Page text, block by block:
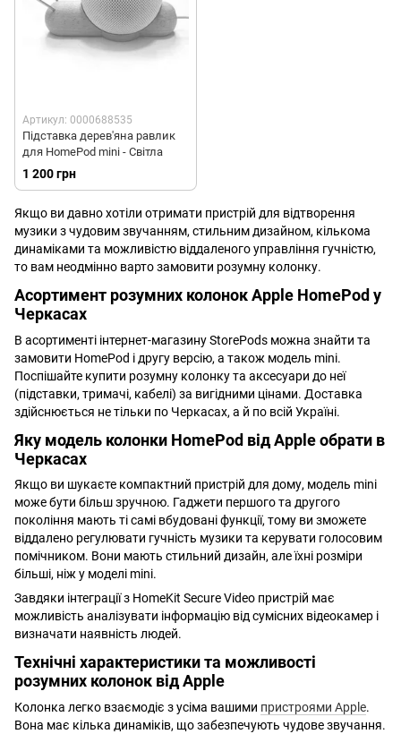
Артикул: 0000688535
Підставка дерев'яна равлик
для HomePod mini - Світла
1 200 грн
Якщо ви давно хотіли отримати пристрій для відтворення
музики з чудовим звучанням, стильним дизайном, кількома
динаміками та можливістю віддаленого управління гучністю,
то вам неодмінно варто замовити розумну колонку.
Асортимент розумних колонок Apple HomePod у
Черкасах
В асортименті інтернет-магазину StorePods можна знайти та
замовити HomePod і другу версію, а також модель mini.
Поспішайте купити розумну колонку та аксесуари до неї
(підставки, тримачі, кабелі) за вигідними цінами. Доставка
здійснюється не тільки по Черкасах, а й по всій Україні.
Яку модель колонки HomePod від Apple обрати в
Черкасах
Якщо ви шукаєте компактний пристрій для дому, модель mini
може бути більш зручною. Гаджети першого та другого
покоління мають ті самі вбудовані функції, тому ви зможете
віддалено регулювати гучність музики та керувати голосовим
помічником. Вони мають стильний дизайн, але їхні розміри
більші, ніж у моделі mini.
Завдяки інтеграції з HomeKit Secure Video пристрій має
можливість аналізувати інформацію від сумісних відеокамер і
визначати наявність людей.
Технічні характеристики та можливості
розумних колонок від Apple
Колонка легко взаємодіє з усіма вашими пристроями Apple.
Вона має кілька динаміків, що забезпечують чудове звучання.